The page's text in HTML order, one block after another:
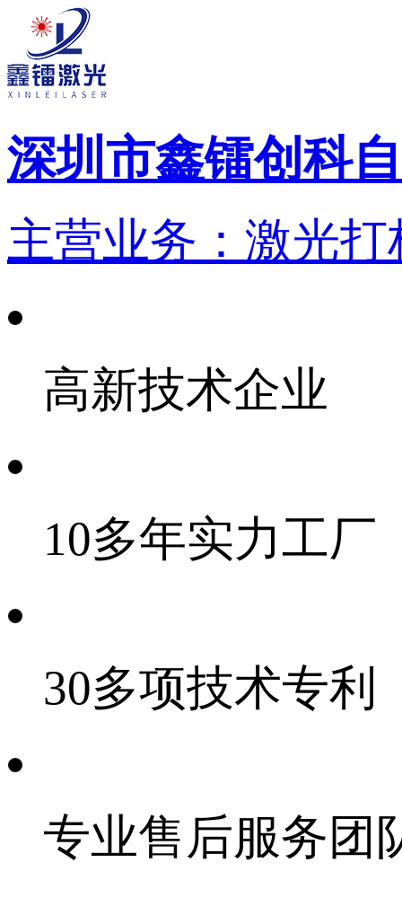
深圳市鑫镭创科
主营业务：激光
高新技术企业
10多年实力工厂
30多项技术专利
专业售后服务团